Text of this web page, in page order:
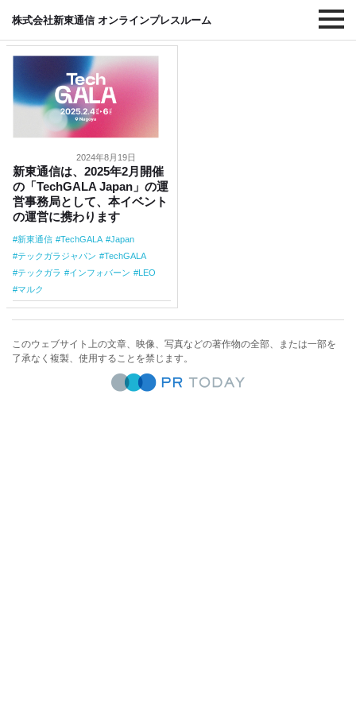
株式会社新東通信 オンラインプレスルーム
#LEO
2024年8月19日
新東通信は、2025年2月開催
の「TechGALA Japan」の運
営事務局として、本イベント
の運営に携わります
新東通信 TechGALA
Japan
テックガラジャパン
TechGALA
テックガラ
インフォバーン
LEO
マルク
このウェブサイト上の文章、映像、写真などの著作物の全部、または一部を
了承なく複製、使用することを禁じます。